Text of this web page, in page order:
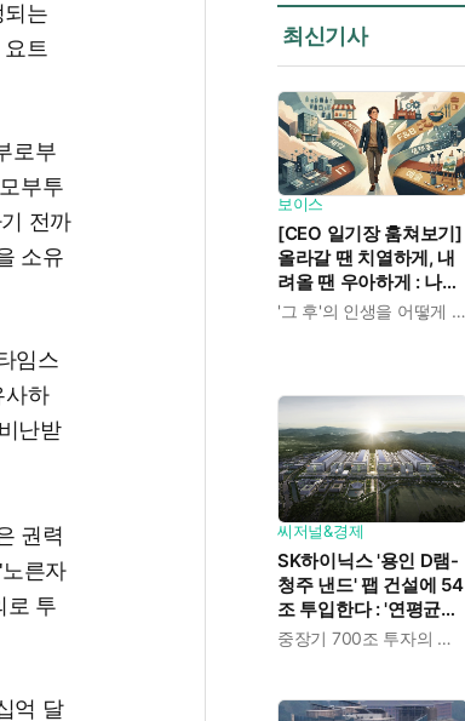
되는
요트
로부
부투
전까
소유
임스
사하
난받
권력
른자
로 투
억 달
최신기사
보이스
[CEO 일기장 훔쳐보기]
올라갈 땐 치열하게, 내
려올 땐 우아하게 : 나만
의 커리어 설계법
'그 후'의 인생을 어떻게 살 것인가
씨저널&경제
SK하이닉스 '용인 D램-
청주 낸드' 팹 건설에 54
조 투입한다 : '연평균
19% 성장' 메모리 수요중장기 700조 투자의 단계적 이행